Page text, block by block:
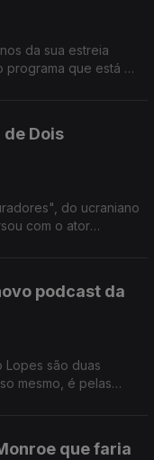
da sua estreia
programa que está a
Dois
do ucraniano
com o ator
podcast da
são duas
mesmo, é pelas
que faria